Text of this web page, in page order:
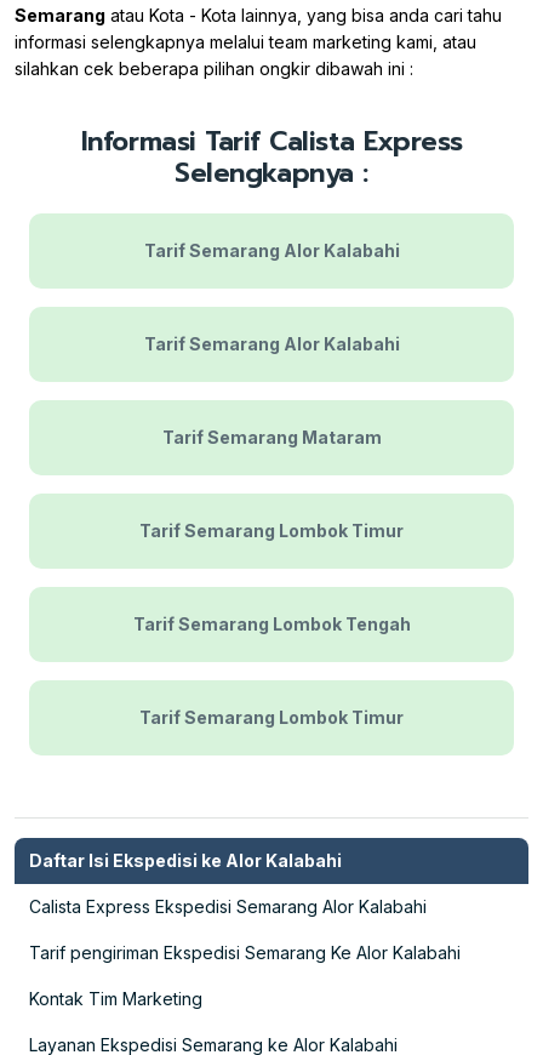
Semarang atau Kota - Kota lainnya, yang bisa anda cari tahu
informasi selengkapnya melalui team marketing kami, atau
silahkan cek beberapa pilihan ongkir dibawah ini :
Informasi Tarif Calista Express
Selengkapnya :
Tarif Semarang Alor Kalabahi
Tarif Semarang Alor Kalabahi
Tarif Semarang Mataram
Tarif Semarang Lombok Timur
Tarif Semarang Lombok Tengah
Tarif Semarang Lombok Timur
Daftar Isi Ekspedisi ke Alor Kalabahi
Calista Express Ekspedisi Semarang Alor Kalabahi
Tarif pengiriman Ekspedisi Semarang Ke Alor Kalabahi
Kontak Tim Marketing
Layanan Ekspedisi Semarang ke Alor Kalabahi